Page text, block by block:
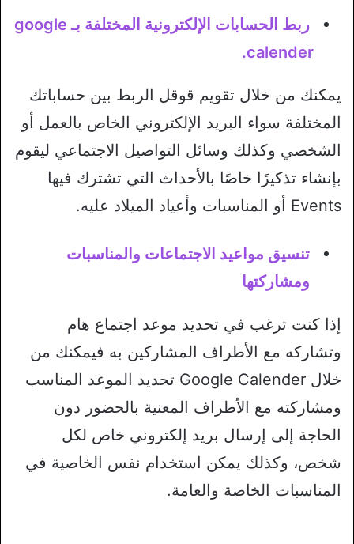
ربط الحسابات الإلكترونية المختلفة بـ google
calender.
يمكنك من خلال تقويم قوقل الربط بين حساباتك
المختلفة سواء البريد الإلكتروني الخاص بالعمل أو
الشخصي وكذلك وسائل التواصيل الاجتماعي ليقوم
بإنشاء تذكيرًا خاصًا بالأحداث التي تشترك فيها
Events أو المناسبات وأعياد الميلاد عليه.
تنسيق مواعيد الاجتماعات والمناسبات
ومشاركتها
إذا كنت ترغب في تحديد موعد اجتماع هام
وتشاركه مع الأطراف المشاركين به فيمكنك من
خلال Google Calender تحديد الموعد المناسب
ومشاركته مع الأطراف المعنية بالحضور دون
الحاجة إلى إرسال بريد إلكتروني خاص لكل
شخص، وكذلك يمكن استخدام نفس الخاصية في
المناسبات الخاصة والعامة.